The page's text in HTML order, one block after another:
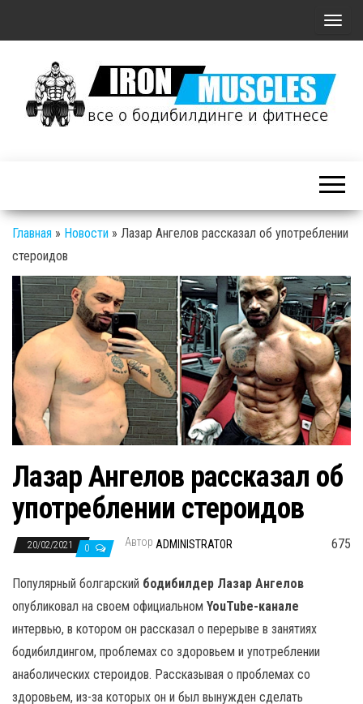
П
к
а
ь
/
С
р
ы
т
ь
н
а
в
и
а
ю
и фитнесе
Главная » Новости » Лазар Ангелов рассказал об употреблении
стероидов
Лазар Ангелов рассказал об
употреблении стероидов
20/02/2021 0 Автор ADMINISTRATOR 675
Популярный болгарский бодибилдер Лазар Ангелов
опубликовал на своем официальном YouTube-канале
интервью, в котором он рассказал о перерыве в занятиях
бодибилдингом, проблемах со здоровьем и употреблении
анаболических стероидов. Рассказывая о проблемах со
здоровьем, из-за которых он и был вынужден сделать